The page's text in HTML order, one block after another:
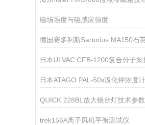
磁场强度与磁感应强度
QUICK 228BL放大镜台灯技术参数
trek156A离子风机平衡测试仪